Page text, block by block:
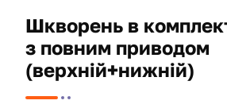
Шкворень в
з повним приводом
(верхній+нижній)